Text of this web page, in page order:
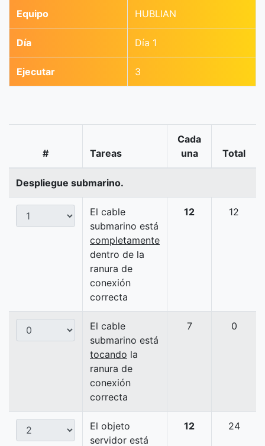
Equipo HUBLIAN
Día Día 1
Ejecutar 3
# Tareas
Cada
una
Total
Despliegue submarino.
El cable
submarino está
completamente
dentro de la
ranura de
conexión
correcta
12 12
El cable
submarino está
tocando la
ranura de
conexión
correcta
7 0
El objeto
servidor está
12 24